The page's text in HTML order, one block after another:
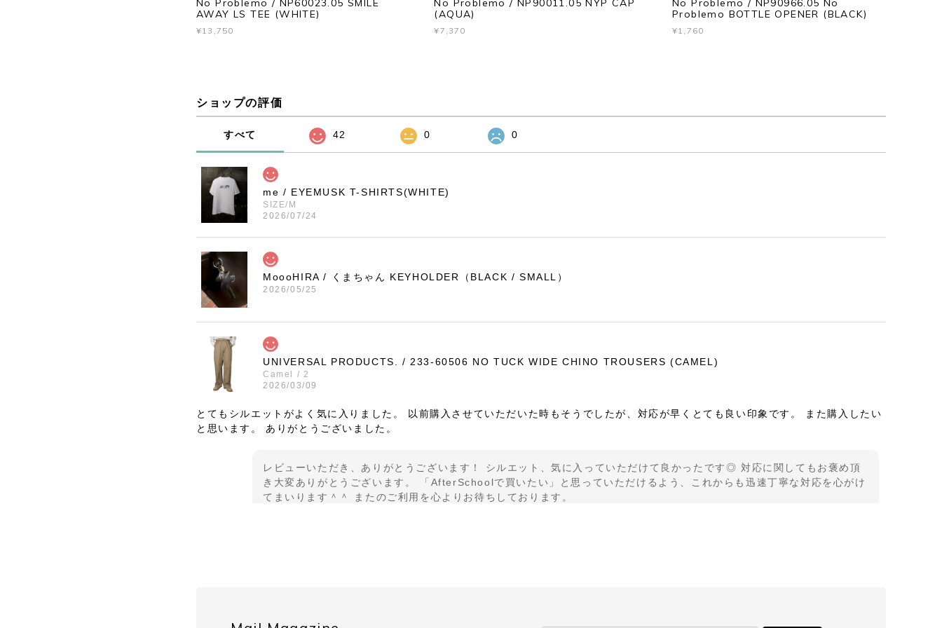
No Problemo / NP60023.05 SMILE
AWAY LS TEE (WHITE)
¥13,750
No Problemo / NP90011.05 NYP CAP
(AQUA)
¥7,370
No Problemo / NP90966.05 No
Problemo BOTTLE OPENER (BLACK)
¥1,760
ショップの評価
すべて 42 0 0
me / EYEMUSK T-SHIRTS(WHITE)
SIZE/M
2026/07/24
MoooHIRA / くまちゃん KEYHOLDER（BLACK / SMALL）
2026/05/25
UNIVERSAL PRODUCTS. / 233-60506 NO TUCK WIDE CHINO TROUSERS (CAMEL)
Camel / 2
2026/03/09
とてもシルエットがよく気に入りました。 以前購入させていただいた時もそうでしたが、対応が早くとても良い印象です。 また購入したい
と思います。 ありがとうございました。
レビューいただき、ありがとうございます！ シルエット、気に入っていただけて良かったです◎ 対応に関してもお褒め頂
き大変ありがとうございます。 「AfterSchoolで買いたい」と思っていただけるよう、これからも迅速丁寧な対応を心がけ
てまいります＾＾ またのご利用を心よりお待ちしております。
安定のUNUSEDと信頼のできるSHOPさんなので、届くまでワクワクしかありませんでした。 思ったとおりの着心地の良さ、丈感袖のたる